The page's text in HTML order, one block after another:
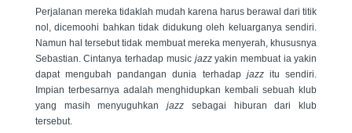
Perjalanan mereka tidaklah mudah karena harus berawal dari titik
nol, dicemoohi bahkan tidak didukung oleh keluarganya sendiri.
Namun hal tersebut tidak membuat mereka menyerah, khususnya
Sebastian. Cintanya terhadap music jazzyakin membuat ia yakin
dapat mengubah pandangan dunia terhadap jazzitu sendiri.
Impian terbesarnya adalah menghidupkan kembali sebuah klub
yang masih menyuguhkanjazz sebagai hiburan dari klub
tersebut.